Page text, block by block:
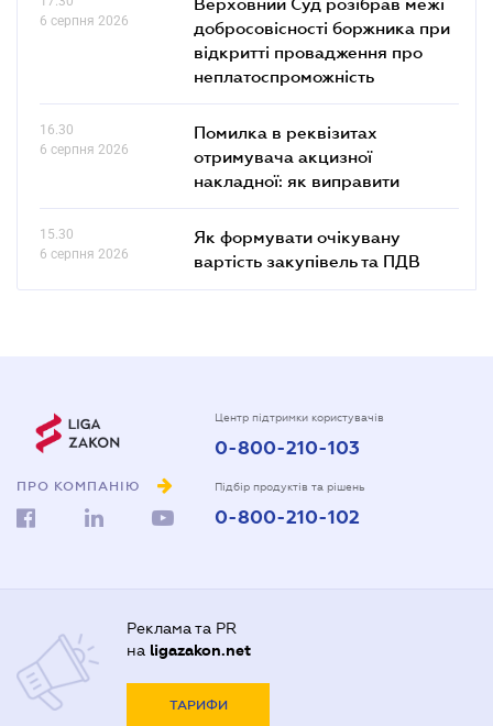
6 серпня 2026
добросовісності боржника при
відкритті провадження про
неплатоспроможність
16.30
6 серпня 2026
Помилка в реквізитах
отримувача акцизної
накладної: як виправити
15.30
6 серпня 2026
Як формувати очікувану
вартість закупівель та ПДВ
ПРО КОМПАНІЮ
Центр підтримки користувачів
0-800-210-103
Підбір продуктів та рішень
0-800-210-102
Реклама та PR
на ligazakon.net
ТАРИФИ